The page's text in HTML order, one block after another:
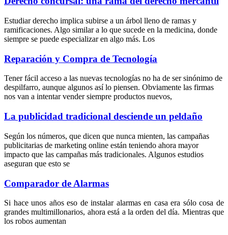
Estudiar derecho implica subirse a un árbol lleno de ramas y
ramificaciones. Algo similar a lo que sucede en la medicina, donde
siempre se puede especializar en algo más. Los
Reparación y Compra de Tecnología
Tener fácil acceso a las nuevas tecnologías no ha de ser sinónimo de
despilfarro, aunque algunos así lo piensen. Obviamente las firmas
nos van a intentar vender siempre productos nuevos,
La publicidad tradicional desciende un peldaño
Según los números, que dicen que nunca mienten, las campañas
publicitarias de marketing online están teniendo ahora mayor
impacto que las campañas más tradicionales. Algunos estudios
aseguran que esto se
Comparador de Alarmas
Si hace unos años eso de instalar alarmas en casa era sólo cosa de
grandes multimillonarios, ahora está a la orden del día. Mientras que
los robos aumentan